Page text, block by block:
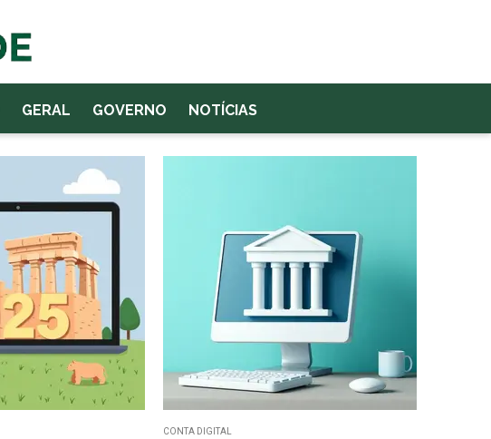
GERAL GOVERNO NOTÍCIAS
CONTA DIGITAL